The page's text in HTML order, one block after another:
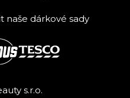
naše dárkové sady
s.r.o.